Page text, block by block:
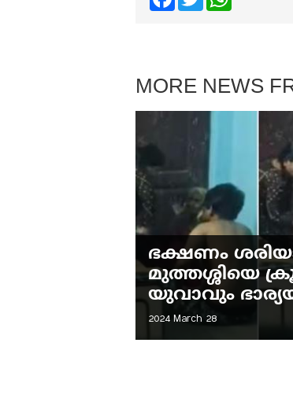
MORE NEWS
ഭക്ഷണം
മുത്തശ്ശിയെ
യുവാവും
2024 March 28